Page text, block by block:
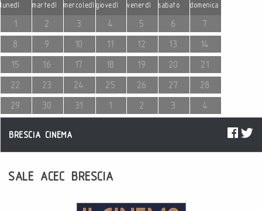
lunedì martedì mercoledì giovedì venerdì sabato domenica
1 2 3 4 5 6
7
8
9 10 11 12 13
14
15
16 17 18 19 20
21
22
23 24 25 26 27
28
29
30 31 1 2 3 4
BRESCIA CINEMA
SALE ACEC BRESCIA